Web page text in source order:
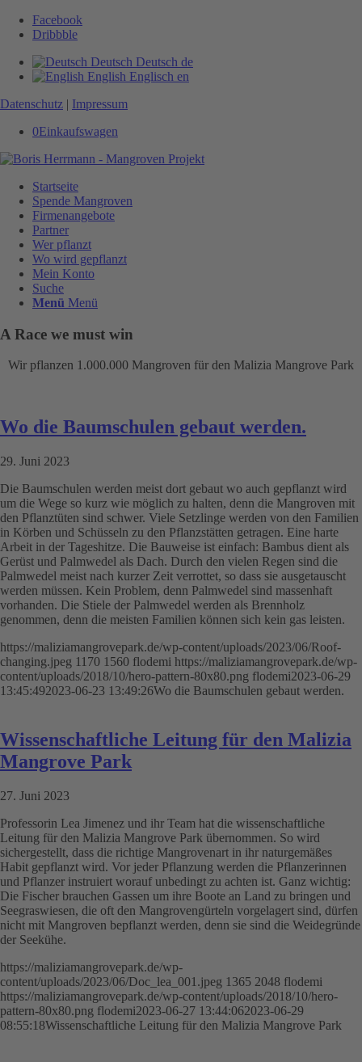
Facebook
Dribbble
Deutsch Deutsch de
English Englisch en
Datenschutz | Impressum
0Einkaufswagen
Startseite
Spende Mangroven
Firmenangebote
Partner
Wer pflanzt
Wo wird gepflanzt
Mein Konto
Suche
Menü Menü
A Race we must win
Wir pflanzen 1.000.000 Mangroven für den Malizia Mangrove Park
Wo die Baumschulen gebaut werden.
29. Juni 2023
Die Baumschulen werden meist dort gebaut wo auch gepflanzt wird
um die Wege so kurz wie möglich zu halten, denn die Mangroven mit
den Pflanztüten sind schwer. Viele Setzlinge werden von den Familien
in Körben und Schüsseln zu den Pflanzstätten getragen. Eine harte
Arbeit in der Tageshitze. Die Bauweise ist einfach: Bambus dient als
Gerüst und Palmwedel als Dach. Durch den vielen Regen sind die
Palmwedel meist nach kurzer Zeit verrottet, so dass sie ausgetauscht
werden müssen. Kein Problem, denn Palmwedel sind massenhaft
vorhanden. Die Stiele der Palmwedel werden als Brennholz
genommen, denn die meisten Familien können sich kein gas leisten.
https://maliziamangrovepark.de/wp-content/uploads/2023/06/Roof-
changing.jpeg 1170 1560 flodemi https://maliziamangrovepark.de/wp-
content/uploads/2018/10/hero-pattern-80x80.png flodemi2023-06-29
13:45:492023-06-23 13:49:26Wo die Baumschulen gebaut werden.
Wissenschaftliche Leitung für den Malizia
Mangrove Park
27. Juni 2023
Professorin Lea Jimenez und ihr Team hat die wissenschaftliche
Leitung für den Malizia Mangrove Park übernommen. So wird
sichergestellt, dass die richtige Mangrovenart in ihr naturgemäßes
Habit gepflanzt wird. Vor jeder Pflanzung werden die Pflanzerinnen
und Pflanzer instruiert worauf unbedingt zu achten ist. Ganz wichtig:
Die Fischer brauchen Gassen um ihre Boote an Land zu bringen und
Seegraswiesen, die oft den Mangrovengürteln vorgelagert sind, dürfen
nicht mit Mangroven bepflanzt werden, denn sie sind die Weidegründe
der Seekühe.
https://maliziamangrovepark.de/wp-
content/uploads/2023/06/Doc_lea_001.jpeg 1365 2048 flodemi
https://maliziamangrovepark.de/wp-content/uploads/2018/10/hero-
pattern-80x80.png flodemi2023-06-27 13:44:062023-06-29
08:55:18Wissenschaftliche Leitung für den Malizia Mangrove Park